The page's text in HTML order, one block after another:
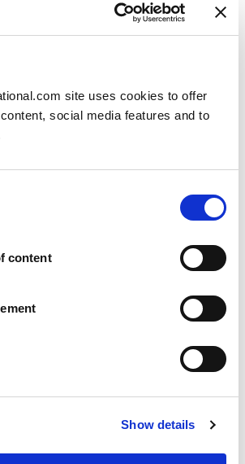
site uses cookies to offer
social media features and to
content
Show details